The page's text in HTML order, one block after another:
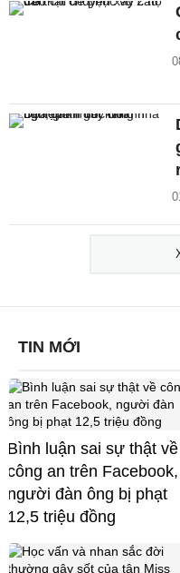
TIN MỚI
Bình luận sai sự thật về
công an trên Facebook,
người đàn ông bị phạt
12,5 triệu đồng